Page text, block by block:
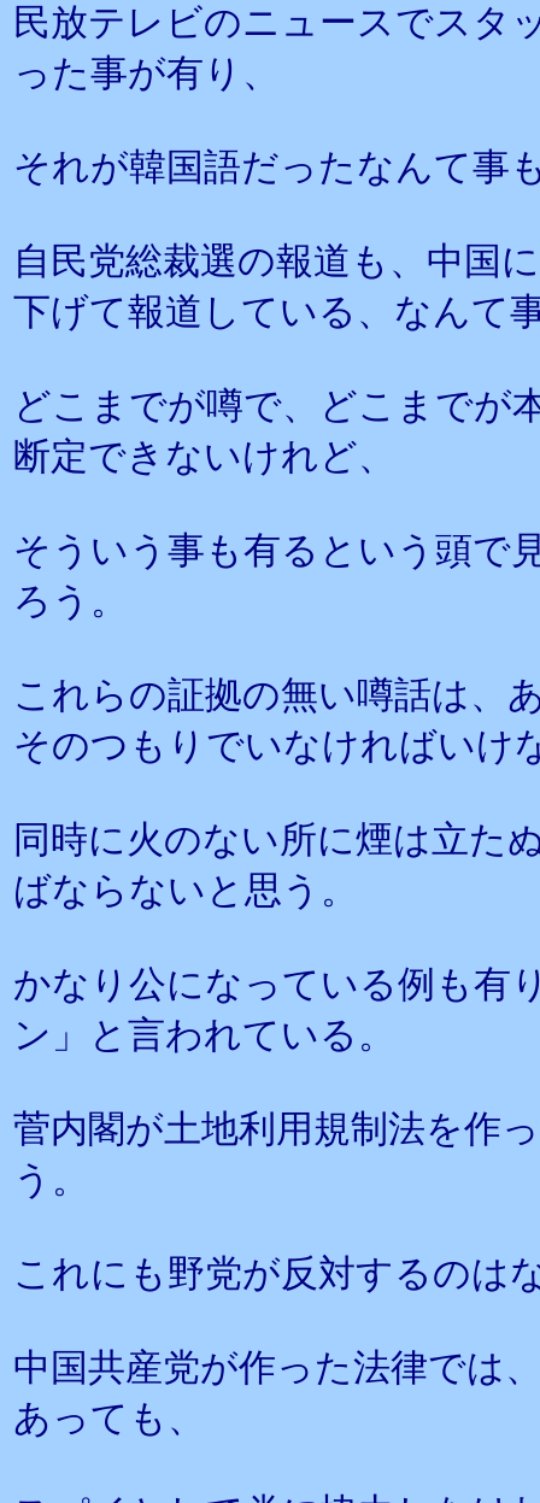
民放テレビのニュースでスタ
った事が有り、
それが韓国語だったなんて事
自民党総裁選の報道も、中国
下げて報道している、なんて
どこまでが噂で、どこまでが
断定できないけれど、
そういう事も有るという頭で
ろう。
これらの証拠の無い噂話は、
そのつもりでいなければいけ
同時に火のない所に煙は立た
ばならないと思う。
かなり公になっている例も有
ン」と言われている。
菅内閣が土地利用規制法を作
う。
これにも野党が反対するのは
中国共産党が作った法律では
あっても、